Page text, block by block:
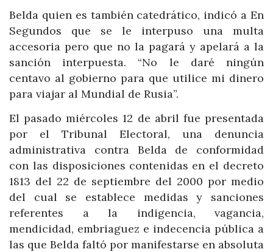
Belda quien es también catedrático, indicó a En
Segundos que se le interpuso una multa
accesoria pero que no la pagará y apelará a la
sanción interpuesta. “No le daré ningún
centavo al gobierno para que utilice mi dinero
para viajar al Mundial de Rusia”.
El pasado miércoles 12 de abril fue presentada
por el Tribunal Electoral, una denuncia
administrativa contra Belda de conformidad
con las disposiciones contenidas en el decreto
1813 del 22 de septiembre del 2000 por medio
del cual se establece medidas y sanciones
referentes a la indigencia, vagancia,
mendicidad, embriaguez e indecencia pública a
las que Belda faltó por manifestarse en absoluta